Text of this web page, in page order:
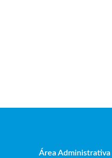
Área Administrativa